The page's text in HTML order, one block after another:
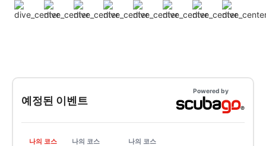
예정된 이벤트
Powered by
나의 코스 나의 코스 나의 코스